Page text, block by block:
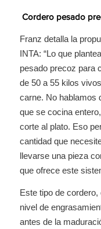
Cordero pesado
Franz detalla la
INTA: “Lo que
pesado precoz para
de 50 a 55 kilos
carne. No hablamos
que se cocina
corte al plato. Eso
cantidad que
llevarse una pieza
que ofrece este
Este tipo de
nivel de
antes de la